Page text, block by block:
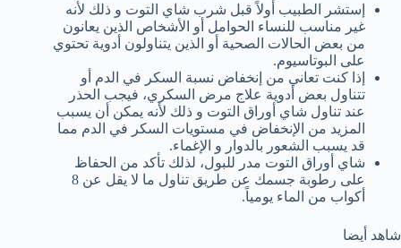
إستشر الطبيب أولاً قبل شرب شاي التوت و ذلك لأنه
غير مناسب للنساء الحوامل أو الأشخاص الذين يعانون
من بعض الحالات الصحية أو الذين يتناولون أدوية تحتوي
على البوتاسيوم.
إذا كنت تعاني من إنخفاض نسبة السكر في الدم أو
تتناول بعض أدوية علاج مرض السكري، فيجب الحذر
عند تناول شاي أوراق التوت و ذلك لأنه يمكن أن يسبب
المزيد من الإنخفاض في مستويات السكر في الدم مما
قد يسبب الشعور بالدوار و الإغماء.
شاي أوراق التوت مدر للبول، لذلك تأكد من الحفاظ
على رطوبة جسمك عن طريق تناول ما لا يقل عن 8
أكواب من الماء يومياً.
شاهد أيضا